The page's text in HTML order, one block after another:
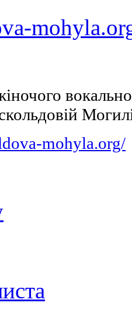
mohyla.org/